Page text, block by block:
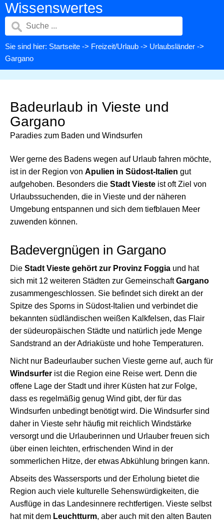
Wissenswertes
Sie sind hier: Startseite -> Freizeit/Urlaub -> Urlaubsländer ->
Gargano
Badeurlaub in Vieste und
Gargano
Paradies zum Baden und Windsurfen
Wer gerne des Badens wegen auf Urlaub fahren möchte,
ist in der Region von Apulien in Südost-Italien gut
aufgehoben. Besonders die Stadt Vieste ist oft Ziel von
Urlaubssuchenden, die in Vieste und der näheren
Umgebung entspannen und sich dem tiefblauen Meer
zuwenden können.
Badevergnügen in Gargano
Die Stadt Vieste gehört zur Provinz Foggia und hat
sich mit 12 weiteren Städten zur GemeinschaftGargano
zusammengeschlossen. Sie befindet sich direkt an der
Spitze des Sporns in Südost-Italien und verbindet die
bekannten südländischen weißen Kalkfelsen, das Flair
der südeuropäischen Städte und natürlich jede Menge
Sandstrand an der Adriaküste und hohe Temperaturen.
Nicht nur Badeurlauber suchen Vieste gerne auf, auch für
Windsurfer ist die Region eine Reise wert. Denn die
offene Lage der Stadt und ihrer Küsten hat zur Folge,
dass es regelmäßig genug Wind gibt, der für das
Windsurfen unbedingt benötigt wird. Die Windsurfer sind
daher in Vieste sehr häufig mit reichlich Windstärke
versorgt und die Urlauberinnen und Urlauber freuen sich
über einen leichten, erfrischenden Wind in der
sommerlichen Hitze, der etwas Abkühlung bringen kann.
Abseits des Wassersports und der Erholung bietet die
Region auch viele kulturelle Sehenswürdigkeiten, die
Ausflüge in das Landesinnere rechtfertigen. Vieste selbst
hat mit dem Leuchtturm, aber auch mit den alten Bauten